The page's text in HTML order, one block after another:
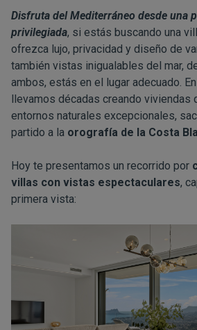
Disfruta del Mediterráneo desde una
privilegiada, si estás buscando una
ofrezca lujo, privacidad y diseño de
también vistas inigualables del mar,
ambos, estás en el lugar adecuado. En
llevamos décadas creando viviendas
entornos naturales excepcionales,
partido a la orografía de la Costa
Hoy te presentamos un recorrido por
villas con vistas espectaculares,
primera vista: